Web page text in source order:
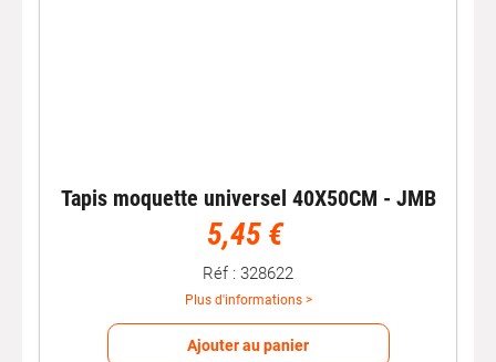
Tapis moquette universel 40X50CM - JMB
5,45 €
Réf : 328622
Plus d'informations >
Ajouter au panier